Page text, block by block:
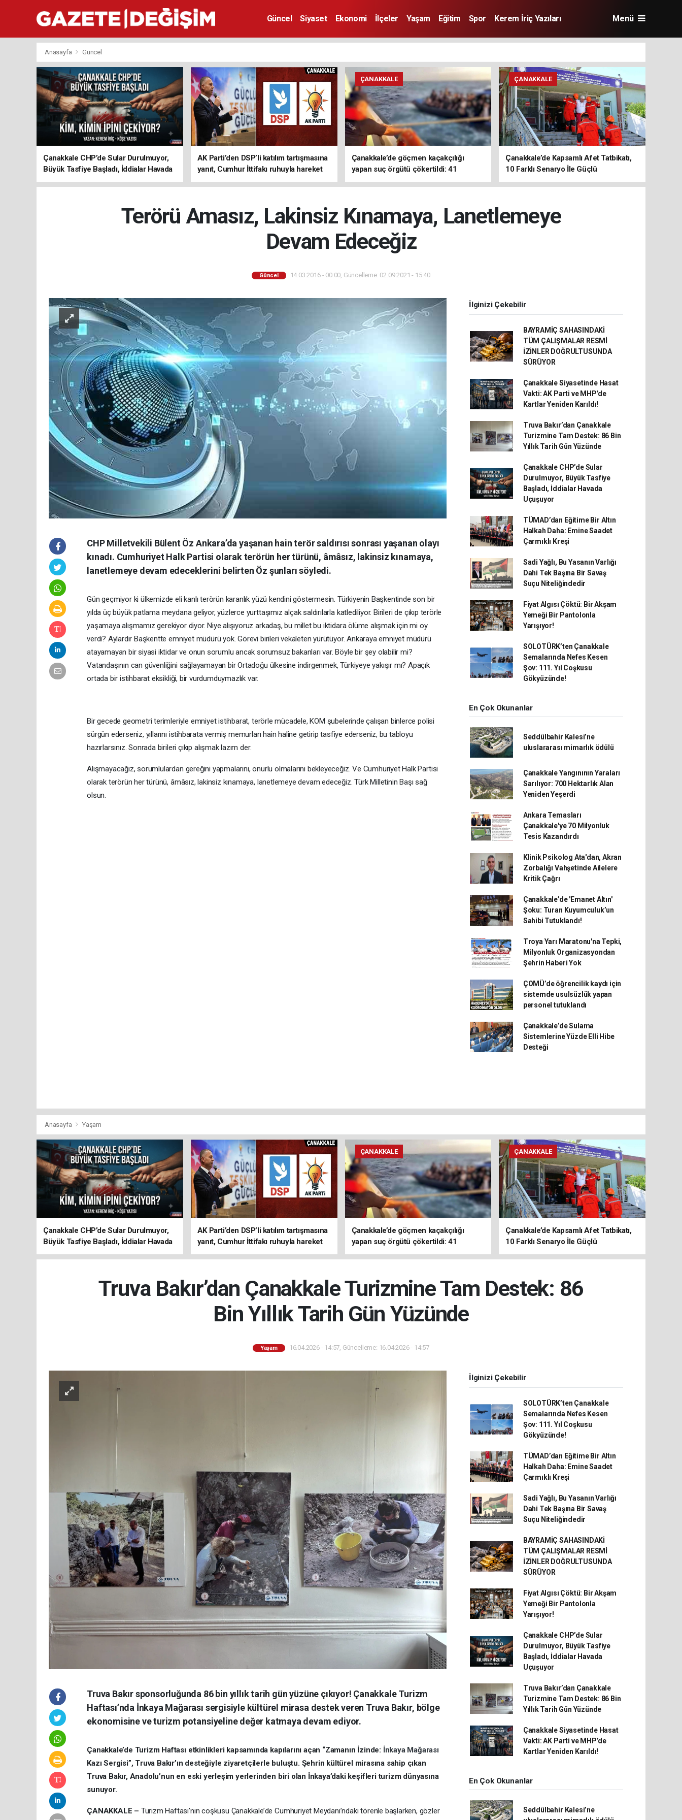
Güncel Siyaset Ekonomi İlçeler Yaşam Eğitim Spor Kerem İriç Yazıları Menü
Anasayfa Güncel
Çanakkale CHP’de Sular Durulmuyor,
Büyük Tasfiye Başladı, İddialar Havada
Uçuşuyor
AK Parti’den DSP’li katılım tartışmasına
yanıt, Cumhur İttifakı ruhuyla hareket
ediyoruz
ÇANAKKALE
Çanakkale’de göçmen kaçakçılığı
yapan suç örgütü çökertildi: 41
tutuklama
ÇANAKKALE
Çanakkale’de Kapsamlı Afet Tatbikatı,
10 Farklı Senaryo İle Güçlü
Koordinasyon
Terörü Amasız, Lakinsiz Kınamaya, Lanetlemeye
Devam Edeceğiz
Güncel 14.03.2016 - 00:00, Güncelleme: 02.09.2021 - 15:40
CHP Milletvekili Bülent Öz Ankara’da yaşanan hain terör saldırısı sonrası yaşanan olayı
kınadı. Cumhuriyet Halk Partisi olarak terörün her türünü, âmâsız, lakinsiz kınamaya,
lanetlemeye devam edeceklerini belirten Öz şunları söyledi.
Gün geçmiyor ki ülkemizde eli kanlı terörün karanlık yüzü kendini göstermesin. Türkiyenin Başkentinde son bir
yılda üç büyük patlama meydana geliyor, yüzlerce yurttaşımız alçak saldırılarla katlediliyor. Birileri de çıkıp terörle
yaşamaya alışmamız gerekiyor diyor. Niye alışıyoruz arkadaş, bu millet bu iktidara ölüme alışmak için mi oy
verdi? Aylardır Başkentte emniyet müdürü yok. Görevi birileri vekaleten yürütüyor. Ankaraya emniyet müdürü
atayamayan bir siyasi iktidar ve onun sorumlu ancak sorumsuz bakanları var. Böyle bir şey olabilir mi?
Vatandaşının can güvenliğini sağlayamayan bir Ortadoğu ülkesine indirgenmek, Türkiyeye yakışır mı? Apaçık
ortada bir istihbarat eksikliği, bir vurdumduymazlık var.
Bir gecede geometri terimleriyle emniyet istihbarat, terörle mücadele, KOM şubelerinde çalışan binlerce polisi
sürgün ederseniz, yıllarını istihbarata vermiş memurları hain haline getirip tasfiye ederseniz, bu tabloyu
hazırlarsınız. Sonrada birileri çıkıp alışmak lazım der.
Alışmayacağız, sorumlulardan gereğini yapmalarını, onurlu olmalarını bekleyeceğiz. Ve Cumhuriyet Halk Partisi
olarak terörün her türünü, âmâsız, lakinsiz kınamaya, lanetlemeye devam edeceğiz. Türk Milletinin Başı sağ
olsun.
İlginizi Çekebilir
BAYRAMİÇ SAHASINDAKİ
TÜM ÇALIŞMALAR RESMİ
İZİNLER DOĞRULTUSUNDA
SÜRÜYOR
Çanakkale Siyasetinde Hasat
Vakti: AK Parti ve MHP’de
Kartlar Yeniden Karıldı!
Truva Bakır’dan Çanakkale
Turizmine Tam Destek: 86 Bin
Yıllık Tarih Gün Yüzünde
Çanakkale CHP’de Sular
Durulmuyor, Büyük Tasfiye
Başladı, İddialar Havada
Uçuşuyor
TÜMAD’dan Eğitime Bir Altın
Halkah Daha: Emine Saadet
Çarmıklı Kreşi
Sadi Yağlı, Bu Yasanın Varlığı
Dahi Tek Başına Bir Savaş
Suçu Niteliğindedir
Fiyat Algısı Çöktü: Bir Akşam
Yemeği Bir Pantolonla
Yarışıyor!
SOLOTÜRK’ten Çanakkale
Semalarında Nefes Kesen
Şov: 111. Yıl Coşkusu
Gökyüzünde!
En Çok Okunanlar
Seddülbahir Kalesi’ne
uluslararası mimarlık ödülü
Çanakkale Yangınının Yaraları
Sarılıyor: 700 Hektarlık Alan
Yeniden Yeşerdi
Ankara Temasları
Çanakkale'ye 70 Milyonluk
Tesis Kazandırdı
Klinik Psikolog Ata'dan, Akran
Zorbalığı Vahşetinde Ailelere
Kritik Çağrı
Çanakkale’de 'Emanet Altın'
Şoku: Turan Kuyumculuk’un
Sahibi Tutuklandı!
Troya Yarı Maratonu'na Tepki,
Milyonluk Organizasyondan
Şehrin Haberi Yok
ÇOMÜ’de öğrencilik kaydı için
sistemde usulsüzlük yapan
personel tutuklandı
Çanakkale’de Sulama
Sistemlerine Yüzde Elli Hibe
Desteği
Anasayfa Yaşam
Çanakkale CHP’de Sular Durulmuyor,
Büyük Tasfiye Başladı, İddialar Havada
Uçuşuyor
AK Parti’den DSP’li katılım tartışmasına
yanıt, Cumhur İttifakı ruhuyla hareket
ediyoruz
ÇANAKKALE
Çanakkale’de göçmen kaçakçılığı
yapan suç örgütü çökertildi: 41
tutuklama
ÇANAKKALE
Çanakkale’de Kapsamlı Afet Tatbikatı,
10 Farklı Senaryo İle Güçlü
Koordinasyon
Truva Bakır’dan Çanakkale Turizmine Tam Destek: 86
Bin Yıllık Tarih Gün Yüzünde
Yaşam 16.04.2026 - 14:57, Güncelleme: 16.04.2026 - 14:57
Truva Bakır sponsorluğunda 86 bin yıllık tarih gün yüzüne çıkıyor! Çanakkale Turizm
Haftası’nda İnkaya Mağarası sergisiyle kültürel mirasa destek veren Truva Bakır, bölge
ekonomisine ve turizm potansiyeline değer katmaya devam ediyor.
Çanakkale’de Turizm Haftası etkinlikleri kapsamında kapılarını açan “Zamanın İzinde: İnkaya Mağarası
Kazı Sergisi”, Truva Bakır’ın desteğiyle ziyaretçilerle buluştu. Şehrin kültürel mirasına sahip çıkan
Truva Bakır, Anadolu’nun en eski yerleşim yerlerinden biri olan İnkaya’daki keşifleri turizm dünyasına
sunuyor.
ÇANAKKALE – Turizm Haftası’nın coşkusu Çanakkale’de Cumhuriyet Meydanı’ndaki törenle başlarken, gözler
İlginizi Çekebilir
SOLOTÜRK’ten Çanakkale
Semalarında Nefes Kesen
Şov: 111. Yıl Coşkusu
Gökyüzünde!
TÜMAD’dan Eğitime Bir Altın
Halkah Daha: Emine Saadet
Çarmıklı Kreşi
Sadi Yağlı, Bu Yasanın Varlığı
Dahi Tek Başına Bir Savaş
Suçu Niteliğindedir
BAYRAMİÇ SAHASINDAKİ
TÜM ÇALIŞMALAR RESMİ
İZİNLER DOĞRULTUSUNDA
SÜRÜYOR
Fiyat Algısı Çöktü: Bir Akşam
Yemeği Bir Pantolonla
Yarışıyor!
Çanakkale CHP’de Sular
Durulmuyor, Büyük Tasfiye
Başladı, İddialar Havada
Uçuşuyor
Truva Bakır’dan Çanakkale
Turizmine Tam Destek: 86 Bin
Yıllık Tarih Gün Yüzünde
Çanakkale Siyasetinde Hasat
Vakti: AK Parti ve MHP’de
Kartlar Yeniden Karıldı!
En Çok Okunanlar
Seddülbahir Kalesi’ne